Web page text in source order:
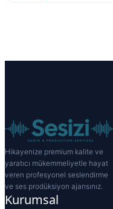
Hikayenize premium kalite ve
yaratıcı mükemmeliyetle hayat
veren profesyonel seslendirme
ve ses prodüksiyon ajansınız.
Kurumsal